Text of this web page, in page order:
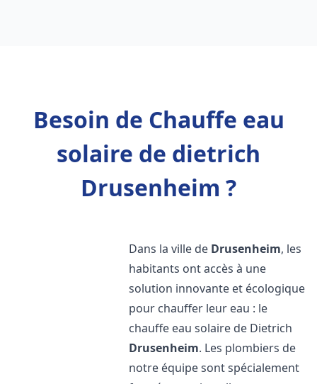
Besoin de Chauffe eau
solaire de dietrich
Drusenheim ?
Dans la ville de Drusenheim, les
habitants ont accès à une
solution innovante et écologique
pour chauffer leur eau : le
chauffe eau solaire de Dietrich
Drusenheim. Les plombiers de
notre équipe sont spécialement